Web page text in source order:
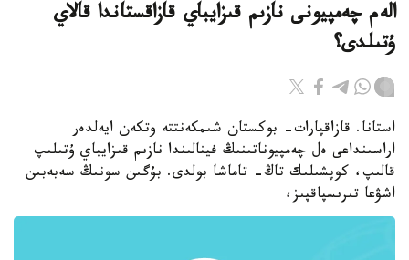
الەم چەمپيونى نازىم قىزايباي قازاقستاندا قالاي
ۇتىلدى؟
استانا. قازاقپارات- بوكستان شىمكەنتتە وتكەن ايەلدەر
اراسىنداعى ەل چەمپيوناتىنىڭ فينالىندا نازىم قىزايباي ۇتىلىپ
قالىپ، كوپشىلىك تاڭ- تاماشا بولدى. بۇگىن سونىڭ سەبەبىن
اشۋعا تىرىسپاقپىز،